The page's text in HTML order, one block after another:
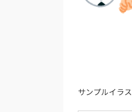
サンプルイラ